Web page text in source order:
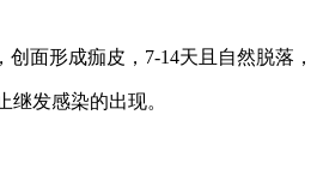
面形成痂皮，7-14天且自然脱落
发感染的出现。